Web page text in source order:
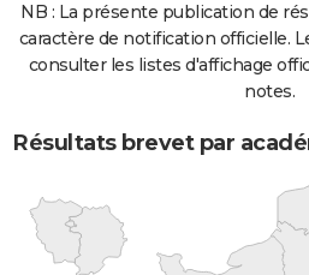
NB : La présente publication de
caractère de notification officielle.
consulter les listes d'affichage
notes.
Résultats brevet par